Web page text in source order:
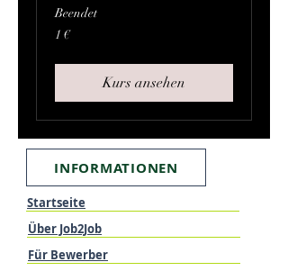
Beendet
1
Euro
1 €
Kurs ansehen
INFORMATIONEN
Startseite
Über Job2Job
Für Bewerber